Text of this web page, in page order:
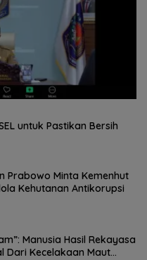
untuk Pastikan Bersih
Prabowo Minta Kemenhut
Kehutanan Antikorupsi
Manusia Hasil Rekayasa
Dari Kecelakaan Maut